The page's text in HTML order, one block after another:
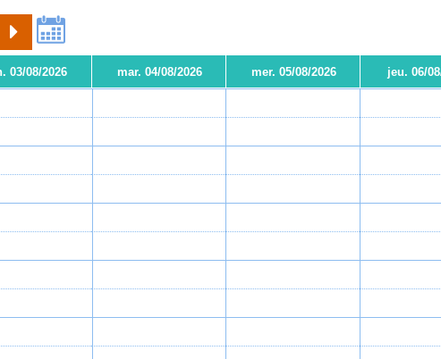
03/08/2026 mar. 04/08/2026 mer. 05/08/2026 jeu. 06/